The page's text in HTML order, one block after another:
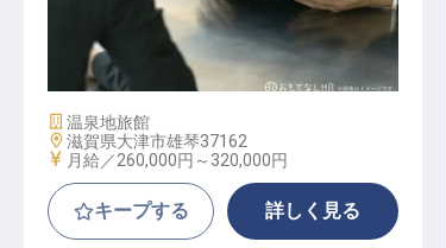
営業職
施設業態
温泉地旅館
勤務地
滋賀県大津市雄琴37162
給与
月給／260,000円～ 320,000円
キープする 詳しく見る